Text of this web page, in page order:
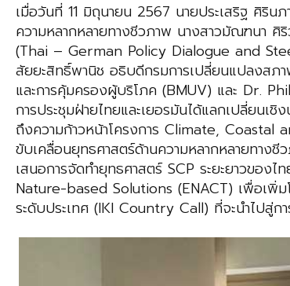
เมื่อวันที่ 11 มิถุนายน 2567 นายประเสริฐ ศิริ
ความหลากหลายทางชีวภาพ นางสาวมัณฑนา ศิ
(Thai – German Policy Dialogue and
สัยยะสิทธิ์พานิช อธิบดีกรมการเปลี่ยนแปลงส
และการคุ้มครองผู้บริโภค (BMUV) และ Dr.
การประชุมฝ่ายไทยและเยอรมันได้แลกเปลี่ยนเ
ถึงความก้าวหน้าโครงการ Climate,
ขับเคลื่อนยุทธศาสตร์ด้านความหลากหลายทางชี
เสนอการจัดทำยุทธศาสตร์ SCP ระยะยาวขอ
Nature-based Solutions (ENACT) เพื่อเพิ่ม
ระดับประเทศ (IKI Country Call) ที่จะนำไปสู่